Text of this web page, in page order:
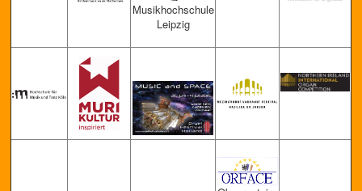
Musikhochschule
Leipzig